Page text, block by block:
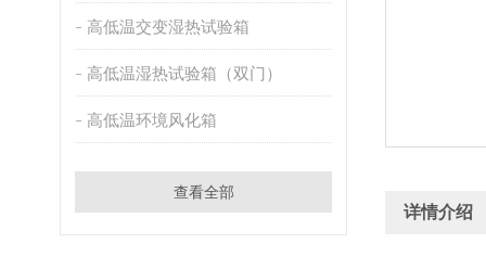
高低温交变湿热试验箱
高低温湿热试验箱（双门）
高低温环境风化箱
查看全部
详情介绍